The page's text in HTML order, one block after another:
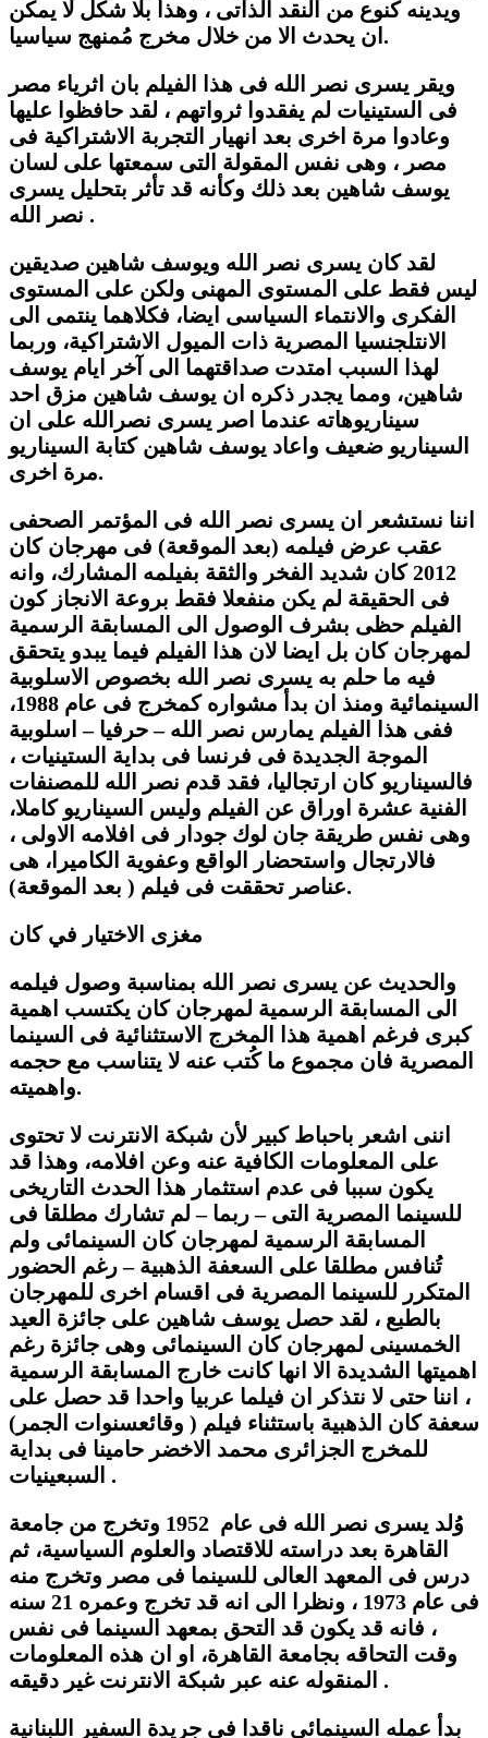
ويدينه كنوع من النقد الذاتى ، وهذا بلا شكل لا يمكن
ان يحدث الا من خلال مخرج مُمنهج سياسيا.
ويقر يسرى نصر الله فى هذا الفيلم بان اثرياء مصر
فى الستينيات لم يفقدوا ثرواتهم ، لقد حافظوا عليها
وعادوا مرة اخرى بعد انهيار التجربة الاشتراكية فى
مصر ، وهى نفس المقولة التى سمعتها على لسان
يوسف شاهين بعد ذلك وكأنه قد تأثر بتحليل يسرى
نصر الله .
لقد كان يسرى نصر الله ويوسف شاهين صديقين
ليس فقط على المستوى المهنى ولكن على المستوى
الفكرى والانتماء السياسى ايضا، فكلاهما ينتمى الى
الانتلجنسيا المصرية ذات الميول الاشتراكية، وربما
لهذا السبب امتدت صداقتهما الى آخر ايام يوسف
شاهين، ومما يجدر ذكره ان يوسف شاهين مزق احد
سيناريوهاته عندما اصر يسرى نصرالله على ان
السيناريو ضعيف واعاد يوسف شاهين كتابة السيناريو
مرة اخرى.
اننا نستشعر ان يسرى نصر الله فى المؤتمر الصحفى
عقب عرض فيلمه (بعد الموقعة) فى مهرجان كان
2012 كان شديد الفخر والثقة بفيلمه المشارك، وانه
فى الحقيقة لم يكن منفعلا فقط بروعة الانجاز كون
الفيلم حظى بشرف الوصول الى المسابقة الرسمية
لمهرجان كان بل ايضا لان هذا الفيلم فيما يبدو يتحقق
فيه ما حلم به يسرى نصر الله بخصوص الاسلوبية
السينمائية ومنذ ان بدأ مشواره كمخرج فى عام 1988،
ففى هذا الفيلم يمارس نصر الله – حرفيا – اسلوبية
الموجة الجديدة فى فرنسا فى بداية الستينيات ،
فالسيناريو كان ارتجاليا، فقد قدم نصر الله للمصنفات
الفنية عشرة اوراق عن الفيلم وليس السيناريو كاملا،
وهى نفس طريقة جان لوك جودار فى افلامه الاولى ،
فالارتجال واستحضار الواقع وعفوية الكاميرا، هى
عناصر تحققت فى فيلم ( بعد الموقعة).
مغزى الاختيار في كان
والحديث عن يسرى نصر الله بمناسبة وصول فيلمه
الى المسابقة الرسمية لمهرجان كان يكتسب اهمية
كبرى فرغم اهمية هذا المخرج الاستثنائية فى السينما
المصرية فان مجموع ما كُتب عنه لا يتناسب مع حجمه
واهميته.
اننى اشعر باحباط كبير لأن شبكة الانترنت لا تحتوى
على المعلومات الكافية عنه وعن افلامه، وهذا قد
يكون سببا فى عدم استثمار هذا الحدث التاريخى
للسينما المصرية التى – ربما – لم تشارك مطلقا فى
المسابقة الرسمية لمهرجان كان السينمائى ولم
تُنافس مطلقا على السعفة الذهبية – رغم الحضور
المتكرر للسينما المصرية فى اقسام اخرى للمهرجان
بالطبع ، لقد حصل يوسف شاهين على جائزة العيد
الخمسينى لمهرجان كان السينمائى وهى جائزة رغم
اهميتها الشديدة الا انها كانت خارج المسابقة الرسمية
، اننا حتى لا نتذكر ان فيلما عربيا واحدا قد حصل على
سعفة كان الذهبية باستثناء فيلم ( وقائعسنوات الجمر)
للمخرج الجزائرى محمد الاخضر حامينا فى بداية
السبعينيات .
وُلد يسرى نصر الله فى عام 1952 وتخرج من جامعة
القاهرة بعد دراسته للاقتصاد والعلوم السياسية، ثم
درس فى المعهد العالى للسينما فى مصر وتخرج منه
فى عام 1973 ، ونظرا الى انه قد تخرج وعمره 21 سنه
، فانه قد يكون قد التحق بمعهد السينما فى نفس
وقت التحاقه بجامعة القاهرة، او ان هذه المعلومات
المنقوله عنه عبر شبكة الانترنت غير دقيقه .
بدأ عمله السينمائى ناقدا فى جريدة السفير اللبنانية